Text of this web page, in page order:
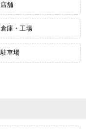
店舗
倉庫・工場
駐車場